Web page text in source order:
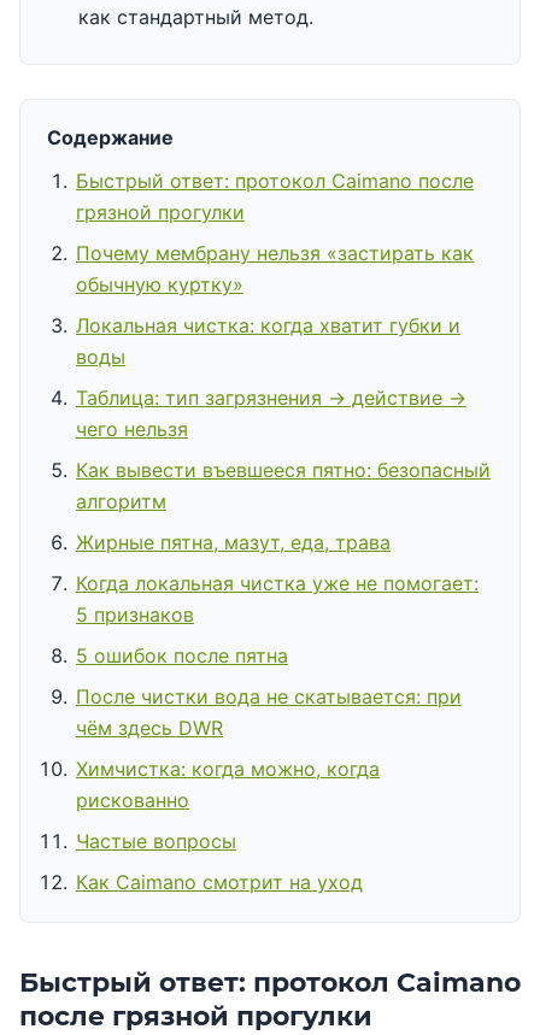
как стандартный метод.
Содержание
Быстрый ответ: протокол Caimano после
грязной прогулки
Почему мембрану нельзя «застирать как
обычную куртку»
Локальная чистка: когда хватит губки и
воды
Таблица: тип загрязнения → действие →
чего нельзя
Как вывести въевшееся пятно: безопасный
алгоритм
Жирные пятна, мазут, еда, трава
Когда локальная чистка уже не помогает:
5 признаков
5 ошибок после пятна
После чистки вода не скатывается: при
чём здесь DWR
Химчистка: когда можно, когда
рискованно
Частые вопросы
Как Caimano смотрит на уход
Быстрый ответ: протокол Caimano
после грязной прогулки